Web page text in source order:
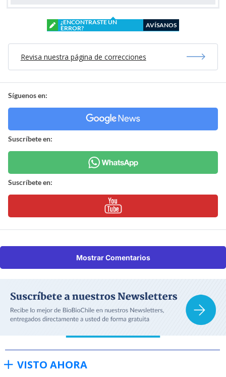
¿ENCONTRASTE UN
ERROR?
AVÍSANOS
Revisa nuestra página de correcciones
Síguenos en:
Suscríbete en:
Suscríbete en:
Mostrar Comentarios
VISTO AHORA